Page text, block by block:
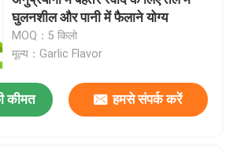
घुलनशील और पानी में फैलाने योग्य
MOQ：5 किलो
मूल्य：Garlic Flavor
कीमत हमसे संपर्क करें